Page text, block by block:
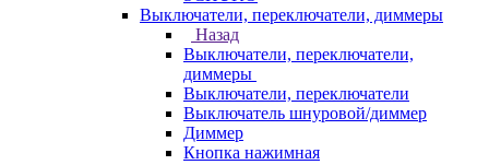
Выключатели, переключатели, диммеры
Назад
Выключатели, переключатели,
диммеры
Выключатели, переключатели
Выключатель шнуровой/диммер
Диммер
Кнопка нажимная